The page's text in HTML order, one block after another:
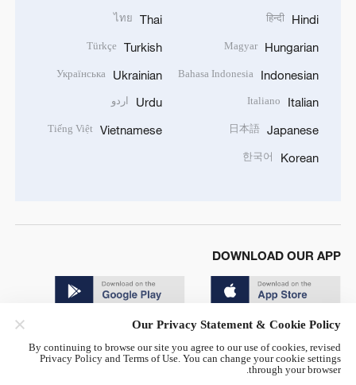
Hindi
हिन्दी
Hungarian
Magyar
Indonesian
Bahasa Indonesia
Italian
Italiano
Japanese
日本語
Korean
한국어
Thai
ไทย
Turkish
Türkçe
Ukrainian
Українська
Urdu اردو
Vietnamese
Tiếng Việt
DOWNLOAD OUR APP
© China Radio International.CRI. All Rights Reserved. 16A
Our Privacy Statement & Cookie Policy
By continuing to browse our site you agree to our use of cookies, revised
Privacy Policy and Terms of Use. You can change your cookie settings
through your browser.